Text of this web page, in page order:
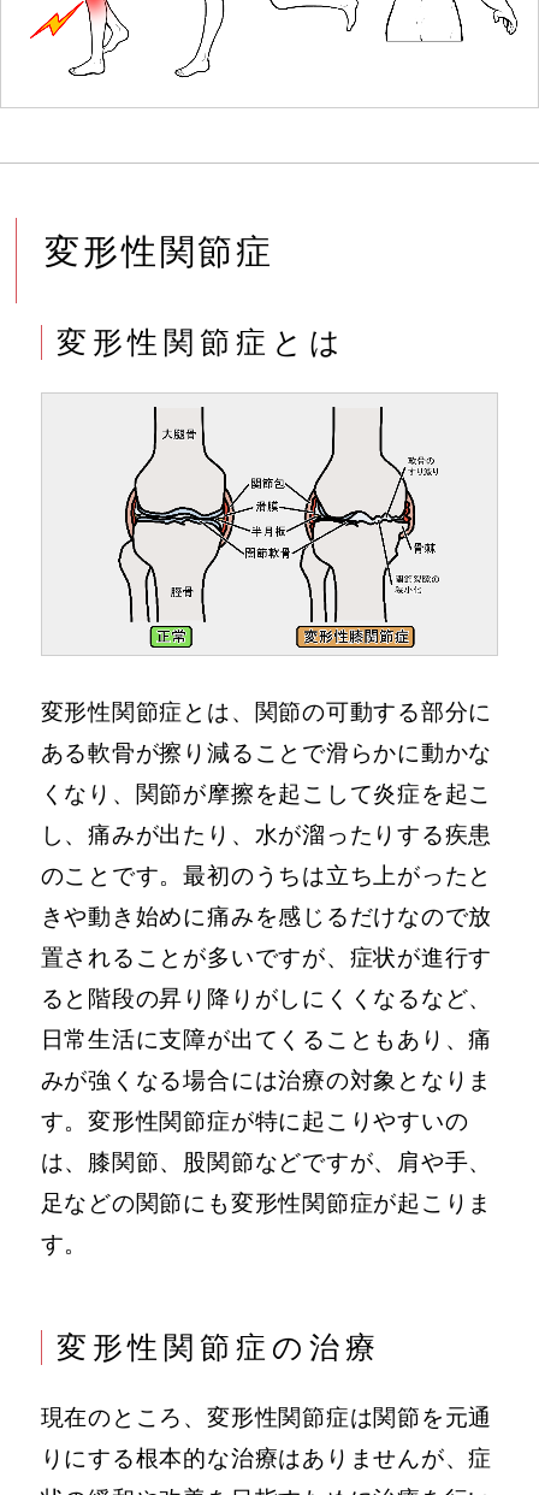
変形性関節症
変形性関節症とは
変形性関節症とは、関節の可動する部分に
ある軟骨が擦り減ることで滑らかに動かな
くなり、関節が摩擦を起こして炎症を起こ
し、痛みが出たり、水が溜ったりする疾患
のことです。最初のうちは立ち上がったと
きや動き始めに痛みを感じるだけなので放
置されることが多いですが、症状が進行す
ると階段の昇り降りがしにくくなるなど、
日常生活に支障が出てくることもあり、痛
みが強くなる場合には治療の対象となりま
す。変形性関節症が特に起こりやすいの
は、膝関節、股関節などですが、肩や手、
足などの関節にも変形性関節症が起こりま
す。
変形性関節症の治療
現在のところ、変形性関節症は関節を元通
りにする根本的な治療はありませんが、症